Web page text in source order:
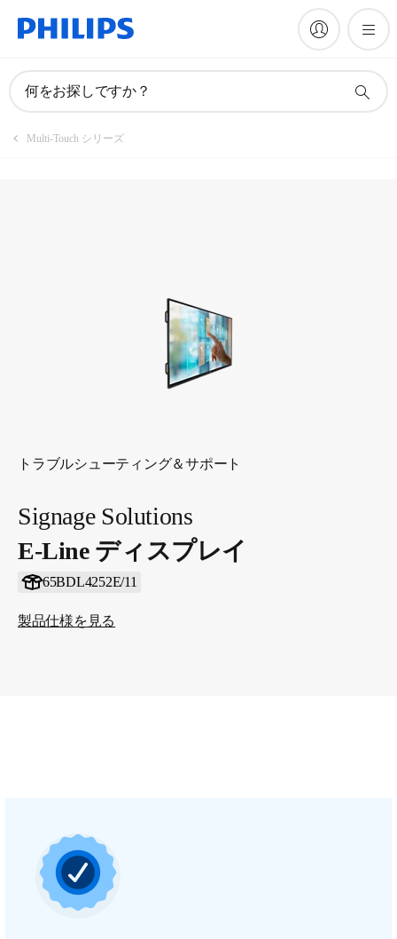
何をお探しですか？
Multi-Touch シリーズ
トラブルシューティング＆サポート
Signage Solutions
E-Line ディスプレイ
65BDL4252E/11
製品仕様を見る
製品を登録